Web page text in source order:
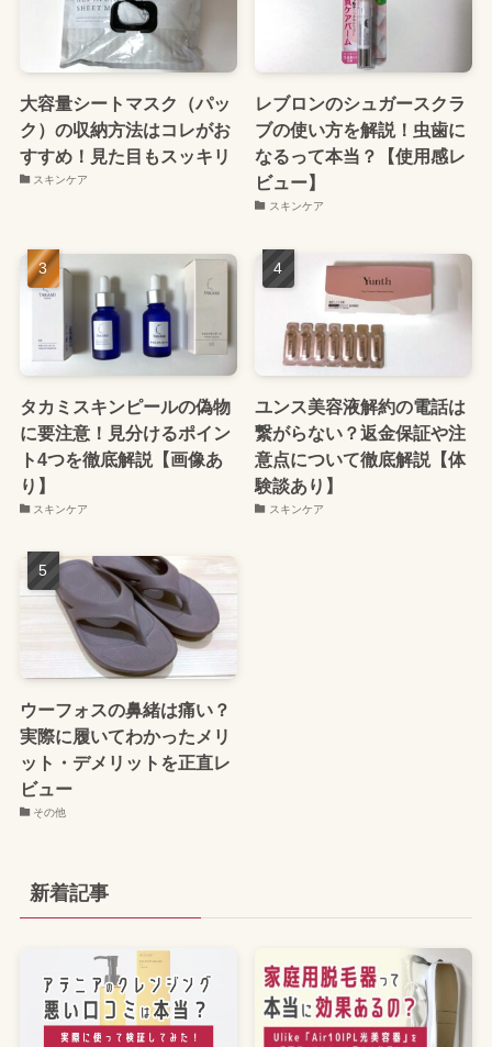
大容量シートマスク（パッ
ク）の収納方法はコレがお
すすめ！見た目もスッキリ
スキンケア
レブロンのシュガースクラ
ブの使い方を解説！虫歯に
なるって本当？【使用感レ
ビュー】
スキンケア
タカミスキンピールの偽物
に要注意！見分けるポイン
ト4つを徹底解説【画像あ
り】
スキンケア
ユンス美容液解約の電話は
繋がらない？返金保証や注
意点について徹底解説【体
験談あり】
スキンケア
ウーフォスの鼻緒は痛い？
実際に履いてわかったメリ
ット・デメリットを正直レ
ビュー
その他
新着記事